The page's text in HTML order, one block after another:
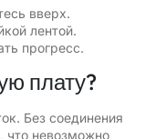
вверх.
лентой.
прогресс.
плату?
Без соединения
что невозможно